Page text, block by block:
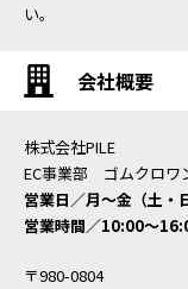
い。
会社概要
株式会社PILE
EC事業部 ゴムクロワ
営業日／月〜金（土・
営業時間／10:00〜
〒980-0804